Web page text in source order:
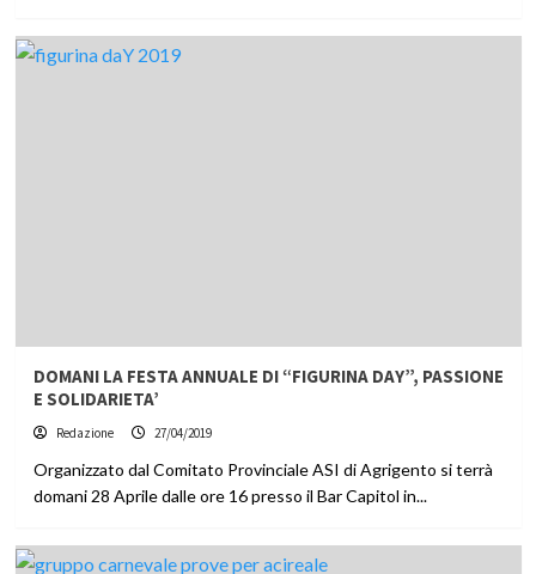
DOMANI LA FESTA ANNUALE DI “FIGURINA DAY”, PASSIONE
E SOLIDARIETA’
Redazione 27/04/2019
Organizzato dal Comitato Provinciale ASI di Agrigento si terrà
domani 28 Aprile dalle ore 16 presso il Bar Capitol in...